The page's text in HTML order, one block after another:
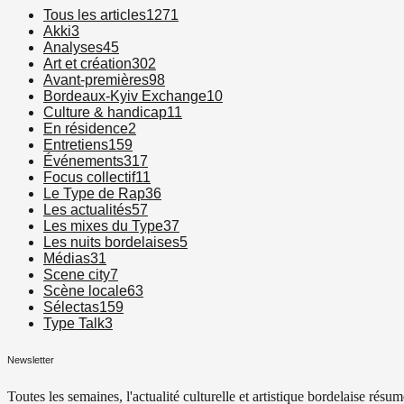
Tous les articles1271
Akki3
Analyses45
Art et création302
Avant-premières98
Bordeaux-Kyiv Exchange10
Culture & handicap11
En résidence2
Entretiens159
Événements317
Focus collectif11
Le Type de Rap36
Les actualités57
Les mixes du Type37
Les nuits bordelaises5
Médias31
Scene city7
Scène locale63
Sélectas159
Type Talk3
Newsletter
Toutes les semaines, l'actualité culturelle et artistique bordelaise